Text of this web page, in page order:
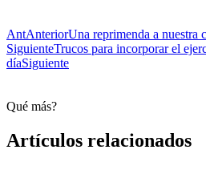
AntAnteriorUna reprimenda a nuestra
SiguienteTrucos para incorporar el
díaSiguiente
Qué más?
Artículos relacionados